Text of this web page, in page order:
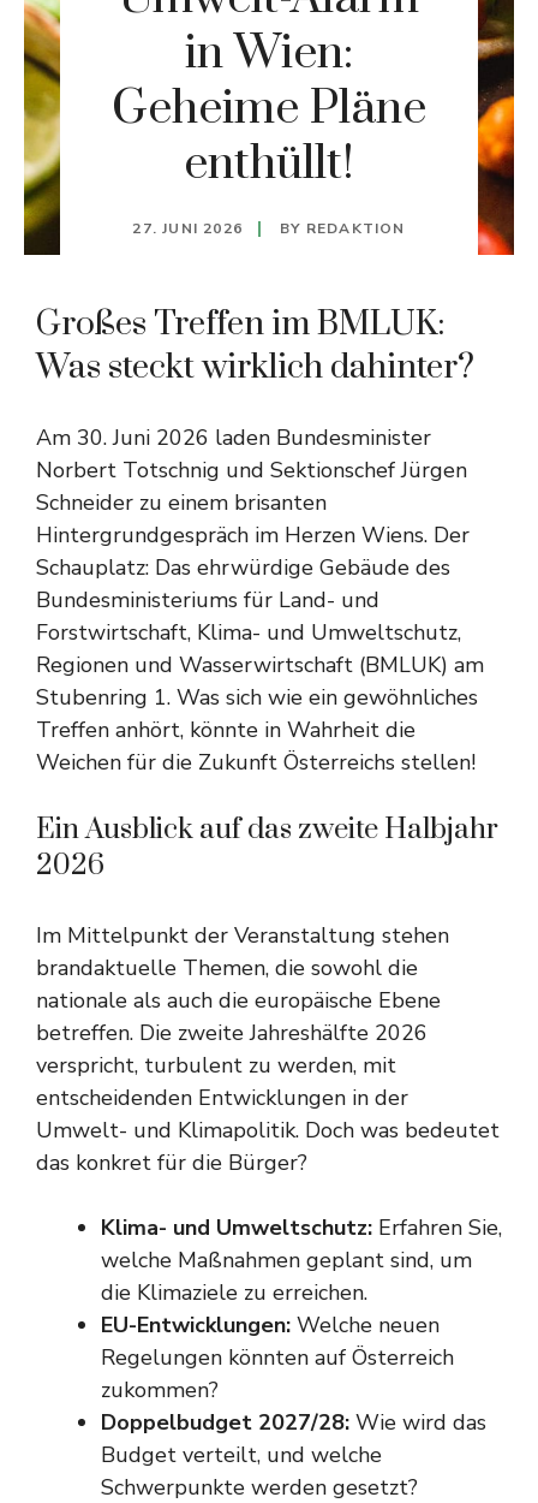
in Wien:
Geheime Pläne
enthüllt!
27. JUNI 2026 BY REDAKTION
Großes Treffen im BMLUK:
Was steckt wirklich dahinter?
Am 30. Juni 2026 laden Bundesminister
Norbert Totschnig und Sektionschef Jürgen
Schneider zu einem brisanten
Hintergrundgespräch im Herzen Wiens. Der
Schauplatz: Das ehrwürdige Gebäude des
Bundesministeriums für Land- und
Forstwirtschaft, Klima- und Umweltschutz,
Regionen und Wasserwirtschaft (BMLUK) am
Stubenring 1. Was sich wie ein gewöhnliches
Treffen anhört, könnte in Wahrheit die
Weichen für die Zukunft Österreichs stellen!
Ein Ausblick auf das zweite Halbjahr
2026
Im Mittelpunkt der Veranstaltung stehen
brandaktuelle Themen, die sowohl die
nationale als auch die europäische Ebene
betreffen. Die zweite Jahreshälfte 2026
verspricht, turbulent zu werden, mit
entscheidenden Entwicklungen in der
Umwelt- und Klimapolitik. Doch was bedeutet
das konkret für die Bürger?
Klima- und Umweltschutz: Erfahren Sie,
welche Maßnahmen geplant sind, um
die Klimaziele zu erreichen.
EU-Entwicklungen: Welche neuen
Regelungen könnten auf Österreich
zukommen?
Doppelbudget 2027/28: Wie wird das
Budget verteilt, und welche
Schwerpunkte werden gesetzt?